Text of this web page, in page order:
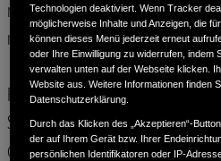
macht die Africa Twin Adventure
man fürs Abenteuer braucht.
Fun & Safety Touring kombiniert alle
Strecken zum Einsatz kommen. Nach
das Fahren mit voll bepackten
Technologien deaktiviert. Wenn Tracker
möglicherweise Inhalte und Anzeigen, die
können dieses Menü jederzeit erneut
oder Ihre Einwilligung zu widerrufen, indem
verwalten unten auf der Webseite klicken.
Website aus. Weitere Informationen finden
Datenschutzerklärung.
Durch das Klicken des „Akzeptieren“-
der auf Ihrem Gerät bzw. Ihrer
persönlichen Identifikatoren oder IP-